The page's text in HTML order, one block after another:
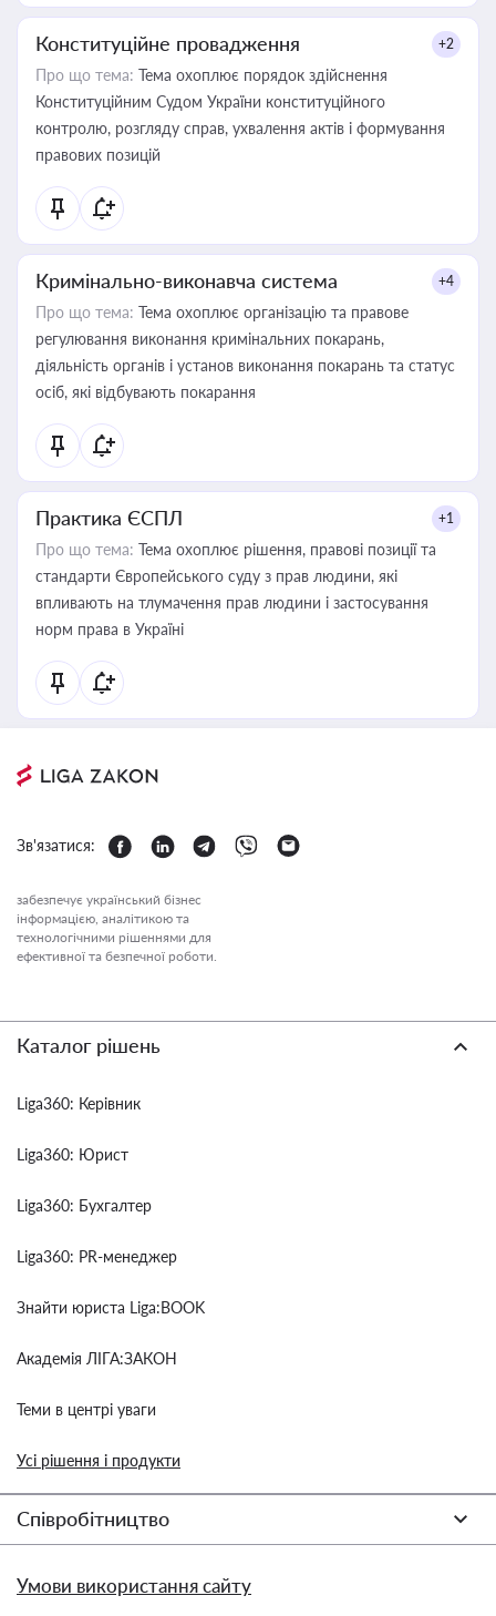
Конституційне провадження +2
Про що тема: Тема охоплює порядок здійснення
Конституційним Судом України конституційного
контролю, розгляду справ, ухвалення актів і формування
правових позицій
Кримінально-виконавча система +4
Про що тема: Тема охоплює організацію та правове
регулювання виконання кримінальних покарань,
діяльність органів і установ виконання покарань та статус
осіб, які відбувають покарання
Практика ЄСПЛ +1
Про що тема: Тема охоплює рішення, правові позиції та
стандарти Європейського суду з прав людини, які
впливають на тлумачення прав людини і застосування
норм права в Україні
Зв'язатися:
забезпечує український бізнес
інформацією, аналітикою та
технологічними рішеннями для
ефективної та безпечної роботи.
Каталог рішень
Liga360: Керівник
Liga360: Юрист
Liga360: Бухгалтер
Liga360: PR-менеджер
Знайти юриста Liga:BOOK
Академія ЛІГА:ЗАКОН
Теми в центрі уваги
Усі рішення і продукти
Співробітництво
Умови використання сайту